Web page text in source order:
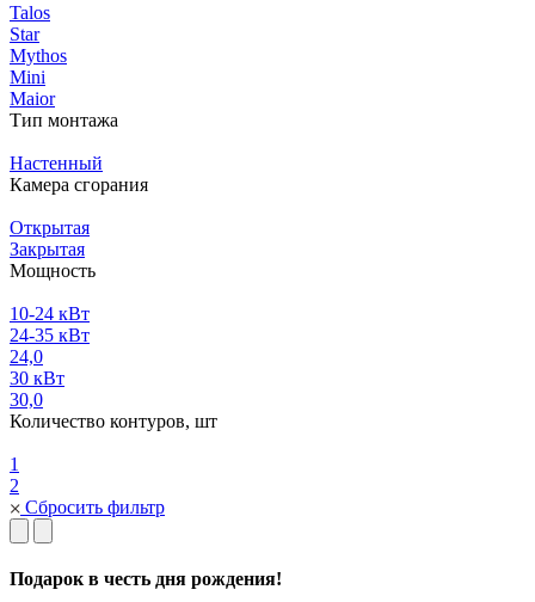
Talos
Star
Mythos
Mini
Maior
Тип монтажа
Настенный
Камера сгорания
Открытая
Закрытая
Мощность
10-24 кВт
24-35 кВт
24,0
30 кВт
30,0
Количество контуров, шт
1
2
Сбросить фильтр
Подарок в честь дня рождения!